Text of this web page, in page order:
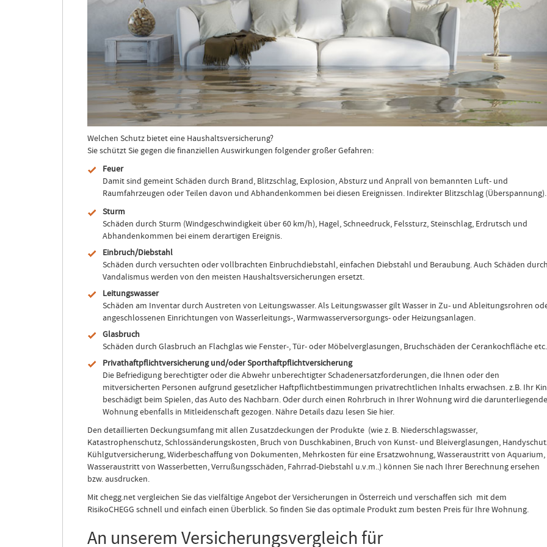
Welchen Schutz bietet eine Haushaltsversicherung?
Sie schützt Sie gegen die finanziellen Auswirkungen folgender großer Gefahren:
Feuer
Damit sind gemeint Schäden durch Brand, Blitzschlag, Explosion, Absturz und Anprall von bemannten Luft- und
Raumfahrzeugen oder Teilen davon und Abhandenkommen bei diesen Ereignissen. Indirekter Blitzschlag (Überspannung).
Sturm
Schäden durch Sturm (Windgeschwindigkeit über 60 km/h), Hagel, Schneedruck, Felssturz, Steinschlag, Erdrutsch und
Abhandenkommen bei einem derartigen Ereignis.
Einbruch/Diebstahl
Schäden durch versuchten oder vollbrachten Einbruchdiebstahl, einfachen Diebstahl und Beraubung. Auch Schäden
Vandalismus werden von den meisten Haushaltsversicherungen ersetzt.
Leitungswasser
Schäden am Inventar durch Austreten von Leitungswasser. Als Leitungswasser gilt Wasser in Zu- und Ableitungsrohren
angeschlossenen Einrichtungen von Wasserleitungs-, Warmwasserversorgungs- oder Heizungsanlagen.
Glasbruch
Schäden durch Glasbruch an Flachglas wie Fenster-, Tür- oder Möbelverglasungen, Bruchschäden der Cerankochfläche etc.
Privathaftpflichtversicherung und/oder Sporthaftpflichtversicherung
Die Befriedigung berechtigter oder die Abwehr unberechtigter Schadenersatzforderungen, die Ihnen oder den
mitversicherten Personen aufgrund gesetzlicher Haftpflichtbestimmungen privatrechtlichen Inhalts erwachsen. z.B. Ihr
beschädigt beim Spielen, das Auto des Nachbarn. Oder durch einen Rohrbruch in Ihrer Wohnung wird die darunterliegende
Wohnung ebenfalls in Mitleidenschaft gezogen. Nähre Details dazu lesen Sie hier.
Den detaillierten Deckungsumfang mit allen Zusatzdeckungen der Produkte (wie z. B. Niederschlagswasser,
Katastrophenschutz, Schlossänderungskosten, Bruch von Duschkabinen, Bruch von Kunst- und Bleiverglasungen,
Kühlgutversicherung, Widerbeschaffung von Dokumenten, Mehrkosten für eine Ersatzwohnung, Wasseraustritt von Aquarium,
Wasseraustritt von Wasserbetten, Verrußungsschäden, Fahrrad-Diebstahl u.v.m..) können Sie nach Ihrer Berechnung ersehen
bzw. ausdrucken.
Mit chegg.net vergleichen Sie das vielfältige Angebot der Versicherungen in Österreich und verschaffen sich mit dem
RisikoCHEGG schnell und einfach einen Überblick. So finden Sie das optimale Produkt zum besten Preis für Ihre Wohnung.
An unserem Versicherungsvergleich für